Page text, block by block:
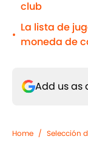
club
•
La lista de
moneda de
Add us as
Home / Selección